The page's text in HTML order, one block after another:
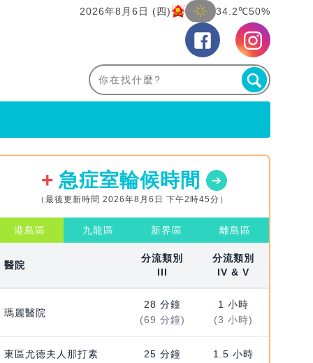
2026年8月6日 (四) 34.2℃50%
急症室輪候時間
（最後更新時間 2026年8月6日 下午2時45分）
港島區 九龍區 新界區 離島區
醫院
分流類別
III
分流類別
IV & V
瑪麗醫院
28 分鐘
(69 分鐘)
1 小時
(3 小時)
東區尤德夫人那打素
25 分鐘
1.5 小時